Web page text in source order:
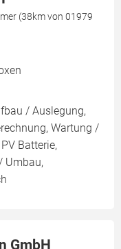
(38km von 01979
/ Auslegung,
Wartung /
Batterie,
Umbau,
GmbH